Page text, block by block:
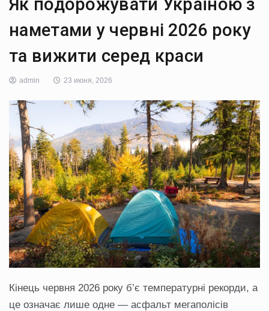
Як подорожувати Україною з
наметами у червні 2026 року
та вижити серед краси
admin 23 июня, 2026
Кінець червня 2026 року б’є температурні рекорди, а
це означає лише одне — асфальт мегаполісів